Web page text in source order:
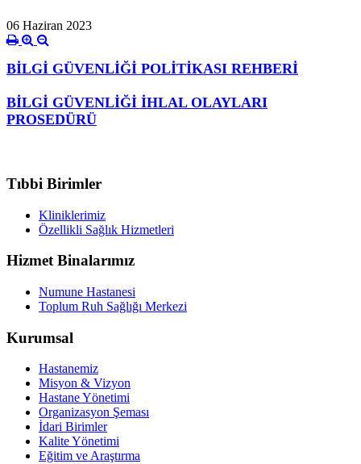
06 Haziran 2023
BİLGİ GÜVENLİĞİ POLİTİKASI REHBERİ
BİLGİ GÜVENLİĞİ İHLAL OLAYLARI
PROSEDÜRÜ
Tıbbi Birimler
Kliniklerimiz
Özellikli Sağlık Hizmetleri
Hizmet Binalarımız
Numune Hastanesi
Toplum Ruh Sağlığı Merkezi
Kurumsal
Hastanemiz
Misyon & Vizyon
Hastane Yönetimi
Organizasyon Şeması
İdari Birimler
Kalite Yönetimi
Eğitim ve Araştırma